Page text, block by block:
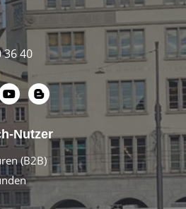
36 40
Nutzer
(B2B)